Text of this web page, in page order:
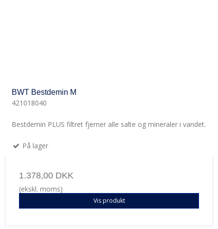
BWT Bestdemin M
421018040
Bestdemin PLUS filtret fjerner alle salte og mineraler i vandet.
På lager
1.378,00 DKK
(ekskl. moms)
Vis produkt